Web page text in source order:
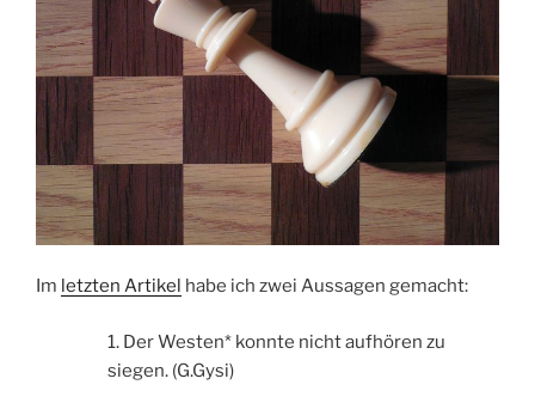
Im letzten Artikel habe ich zwei Aussagen gemacht:
1. Der Westen* konnte nicht aufhören zu
siegen. (G.Gysi)